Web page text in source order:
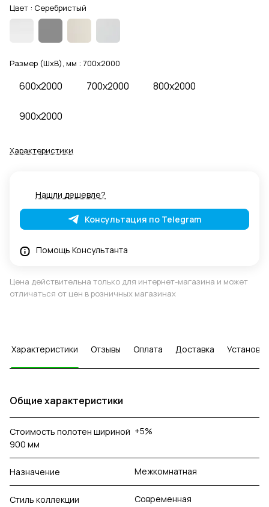
Цвет : Серебристый
Размер (ШхВ), мм : 700x2000
600x2000 700x2000 800x2000
900x2000
Характеристики
Нашли дешевле?
Консультация по Telegram
Помощь Консультанта
Цена действительна только для интернет-магазина и может
отличаться от цен в розничных магазинах
Характеристики Отзывы Оплата Доставка Установка
Общие характеристики
Стоимость полотен шириной
900 мм
+5%
Назначение Межкомнатная
Стиль коллекции Современная